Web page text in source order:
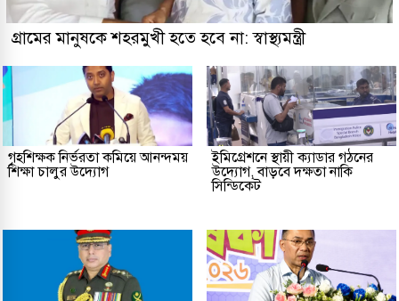
গ্রামের মানুষকে শহরমুখী হতে হবে না: স্বাস্থ্যমন্ত্রী
গৃহশিক্ষক নির্ভরতা কমিয়ে আনন্দময়
শিক্ষা চালুর উদ্যোগ
ইমিগ্রেশনে স্থায়ী ক্যাডার গঠনের
উদ্যোগ, বাড়বে দক্ষতা নাকি
সিন্ডিকেট